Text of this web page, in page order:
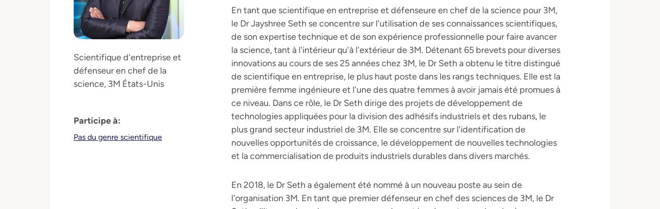
Scientifique d'entreprise et
défenseur en chef de la
science, 3M États-Unis
Participe à:
Pas du genre scientifique
En tant que scientifique en entreprise et défenseure en chef de la science pour 3M,
le Dr Jayshree Seth se concentre sur l'utilisation de ses connaissances scientifiques,
de son expertise technique et de son expérience professionnelle pour faire avancer
la science, tant à l'intérieur qu'à l'extérieur de 3M. Détenant 65 brevets pour diverses
innovations au cours de ses 25 années chez 3M, le Dr Seth a obtenu le titre distingué
de scientifique en entreprise, le plus haut poste dans les rangs techniques. Elle est la
première femme ingénieure et l'une des quatre femmes à avoir jamais été promues à
ce niveau. Dans ce rôle, le Dr Seth dirige des projets de développement de
technologies appliquées pour la division des adhésifs industriels et des rubans, le
plus grand secteur industriel de 3M. Elle se concentre sur l'identification de
nouvelles opportunités de croissance, le développement de nouvelles technologies
et la commercialisation de produits industriels durables dans divers marchés.
En 2018, le Dr Seth a également été nommé à un nouveau poste au sein de
l'organisation 3M. En tant que premier défenseur en chef des sciences de 3M, le Dr